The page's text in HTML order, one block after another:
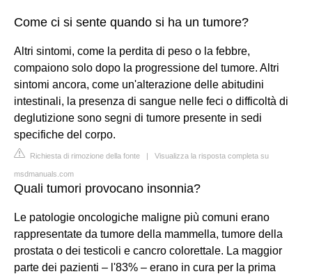
Come ci si sente quando si ha un tumore?
Altri sintomi, come la perdita di peso o la febbre,
compaiono solo dopo la progressione del tumore. Altri
sintomi ancora, come un'alterazione delle abitudini
intestinali, la presenza di sangue nelle feci o difficoltà di
deglutizione sono segni di tumore presente in sedi
specifiche del corpo.
Richiesta di rimozione della fonte | Visualizza la risposta completa su
msdmanuals.com
Quali tumori provocano insonnia?
Le patologie oncologiche maligne più comuni erano
rappresentate da tumore della mammella, tumore della
prostata o dei testicoli e cancro colorettale. La maggior
parte dei pazienti – l'83% – erano in cura per la prima